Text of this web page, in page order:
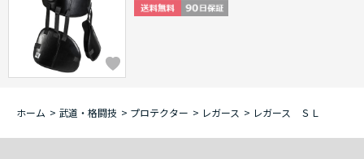
ホーム > 武道・格闘技 > プロテクター > レガース > レガース ＳＬ